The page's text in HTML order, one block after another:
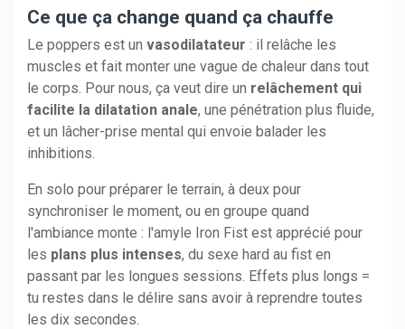
Ce que ça change quand ça chauffe
Le poppers est un vasodilatateur : il relâche les
muscles et fait monter une vague de chaleur dans tout
le corps. Pour nous, ça veut dire un relâchement qui
facilite la dilatation anale, une pénétration plus fluide,
et un lâcher-prise mental qui envoie balader les
inhibitions.
En solo pour préparer le terrain, à deux pour
synchroniser le moment, ou en groupe quand
l'ambiance monte : l'amyle Iron Fist est apprécié pour
les plans plus intenses, du sexe hard au fist en
passant par les longues sessions. Effets plus longs =
tu restes dans le délire sans avoir à reprendre toutes
les dix secondes.